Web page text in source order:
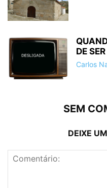
DE
Carlos
SEM
DEIXE